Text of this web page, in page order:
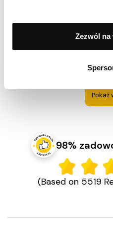
Zezwól
Opinia zamieszczona
Pokaż
98%
(Based on 5519